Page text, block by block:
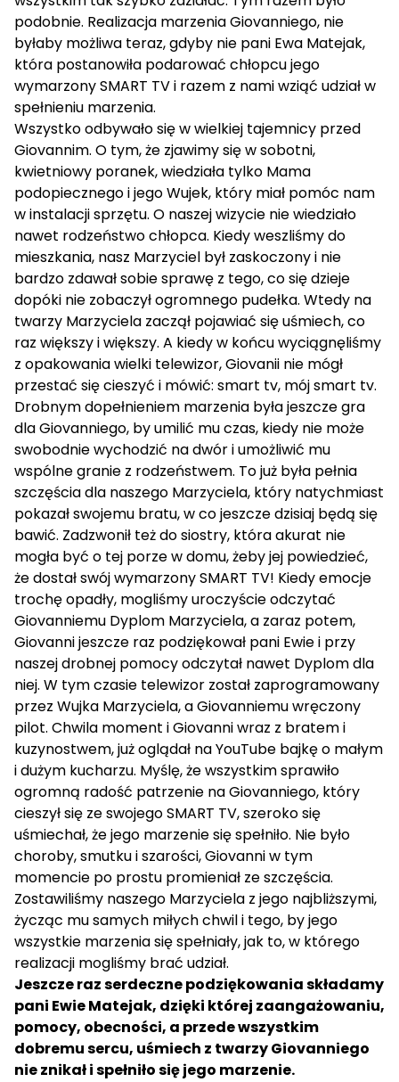
podobnie. Realizacja marzenia Giovanniego, nie
byłaby możliwa teraz, gdyby nie pani Ewa Matejak,
która postanowiła podarować chłopcu jego
wymarzony SMART TV i razem z nami wziąć udział w
spełnieniu marzenia.
Wszystko odbywało się w wielkiej tajemnicy przed
Giovannim. O tym, że zjawimy się w sobotni,
kwietniowy poranek, wiedziała tylko Mama
podopiecznego i jego Wujek, który miał pomóc nam
w instalacji sprzętu. O naszej wizycie nie wiedziało
nawet rodzeństwo chłopca. Kiedy weszliśmy do
mieszkania, nasz Marzyciel był zaskoczony i nie
bardzo zdawał sobie sprawę z tego, co się dzieje
dopóki nie zobaczył ogromnego pudełka. Wtedy na
twarzy Marzyciela zaczął pojawiać się uśmiech, co
raz większy i większy. A kiedy w końcu wyciągnęliśmy
z opakowania wielki telewizor, Giovanii nie mógł
przestać się cieszyć i mówić: smart tv, mój smart tv.
Drobnym dopełnieniem marzenia była jeszcze gra
dla Giovanniego, by umilić mu czas, kiedy nie może
swobodnie wychodzić na dwór i umożliwić mu
wspólne granie z rodzeństwem. To już była pełnia
szczęścia dla naszego Marzyciela, który natychmiast
pokazał swojemu bratu, w co jeszcze dzisiaj będą się
bawić. Zadzwonił też do siostry, która akurat nie
mogła być o tej porze w domu, żeby jej powiedzieć,
że dostał swój wymarzony SMART TV! Kiedy emocje
trochę opadły, mogliśmy uroczyście odczytać
Giovanniemu Dyplom Marzyciela, a zaraz potem,
Giovanni jeszcze raz podziękował pani Ewie i przy
naszej drobnej pomocy odczytał nawet Dyplom dla
niej. W tym czasie telewizor został zaprogramowany
przez Wujka Marzyciela, a Giovanniemu wręczony
pilot. Chwila moment i Giovanni wraz z bratem i
kuzynostwem, już oglądał na YouTube bajkę o małym
i dużym kucharzu. Myślę, że wszystkim sprawiło
ogromną radość patrzenie na Giovanniego, który
cieszył się ze swojego SMART TV, szeroko się
uśmiechał, że jego marzenie się spełniło. Nie było
choroby, smutku i szarości, Giovanni w tym
momencie po prostu promieniał ze szczęścia.
Zostawiliśmy naszego Marzyciela z jego najbliższymi,
życząc mu samych miłych chwil i tego, by jego
wszystkie marzenia się spełniały, jak to, w którego
realizacji mogliśmy brać udział.
Jeszcze raz serdeczne podziękowania składamy
pani Ewie Matejak, dzięki której zaangażowaniu,
pomocy, obecności, a przede wszystkim
dobremu sercu, uśmiech z twarzy Giovanniego
nie znikał i spełniło się jego marzenie.